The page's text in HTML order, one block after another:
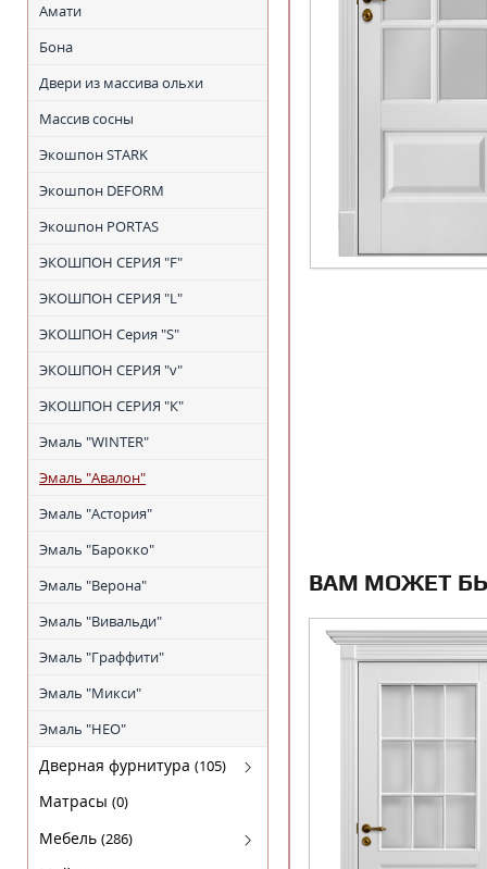
Поверхности электрические
Холодильники
TEKA
МагнаБел
ПРОМЕТ
Сталлер
Амати
Бона
Двери из массива ольхи
Массив сосны
Экошпон STARK
Экошпон DEFORM
Экошпон PORTAS
ЭКОШПОН СЕРИЯ "F"
ЭКОШПОН СЕРИЯ "L"
ЭКОШПОН Серия "S"
ЭКОШПОН СЕРИЯ "v"
ЭКОШПОН СЕРИЯ "К"
Эмаль "WINTER"
Эмаль "Авалон"
Эмаль "Астория"
Эмаль "Барокко"
Эмаль "Верона"
Эмаль "Вивальди"
Эмаль "Граффити"
Эмаль "Микси"
Эмаль "НЕО"
Дверная фурнитура (105)
Arni (Арни)
Arni Lux
Матрасы (0)
Мебель (286)
ВАМ МОЖЕТ